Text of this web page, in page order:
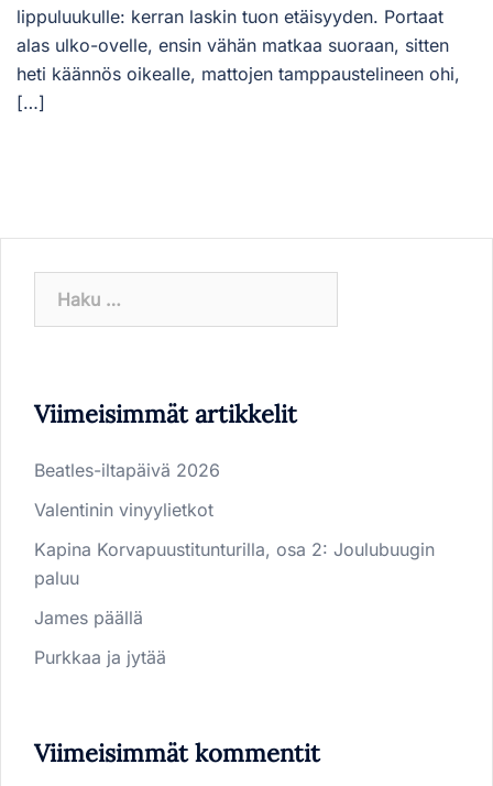
lippuluukulle: kerran laskin tuon etäisyyden. Portaat
alas ulko-ovelle, ensin vähän matkaa suoraan, sitten
heti käännös oikealle, mattojen tamppaustelineen ohi,
[…]
Viimeisimmät artikkelit
Beatles-iltapäivä 2026
Valentinin vinyylietkot
Kapina Korvapuustitunturilla, osa 2: Joulubuugin
paluu
James päällä
Purkkaa ja jytää
Viimeisimmät kommentit